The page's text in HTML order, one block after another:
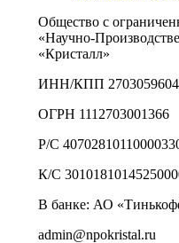
Общество с
«Научно-
«Кристалл»
ИНН/КПП 2703059604/
ОГРН 1112703001366
Р/С
К/С
В банке: АО
admin@npokristal.ru